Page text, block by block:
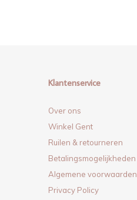
Klantenservice
Over ons
Winkel Gent
Ruilen & retourneren
Betalingsmogelijkheden
Algemene voorwaarden
Privacy Policy